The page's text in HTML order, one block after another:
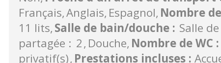
Français Anglais Espagnol Nombre
11 lits Salle de bain/douche : Salle
partagée : 2 Douche Nombre de WC :
privatif(s) Prestations incluses :